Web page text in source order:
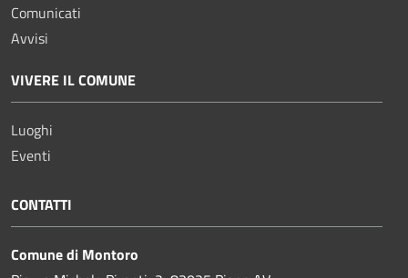
Comunicati
Avvisi
VIVERE IL COMUNE
Luoghi
Eventi
CONTATTI
Comune di Montoro